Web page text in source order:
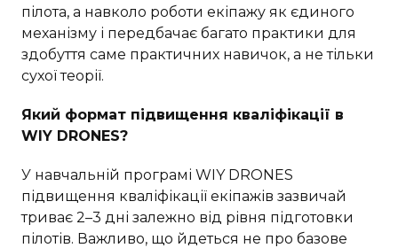
пілота, а навколо роботи екіпажу як єдиного
механізму і передбачає багато практики для
здобуття саме практичних навичок, а не тільки
сухої теорії.
Який формат підвищення кваліфікації в
WIY DRONES?
У навчальній програмі WIY DRONES
підвищення кваліфікації екіпажів зазвичай
триває 2–3 дні залежно від рівня підготовки
пілотів. Важливо, що йдеться не про базове